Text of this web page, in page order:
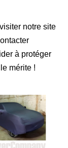
notre site
à protéger
mérite !